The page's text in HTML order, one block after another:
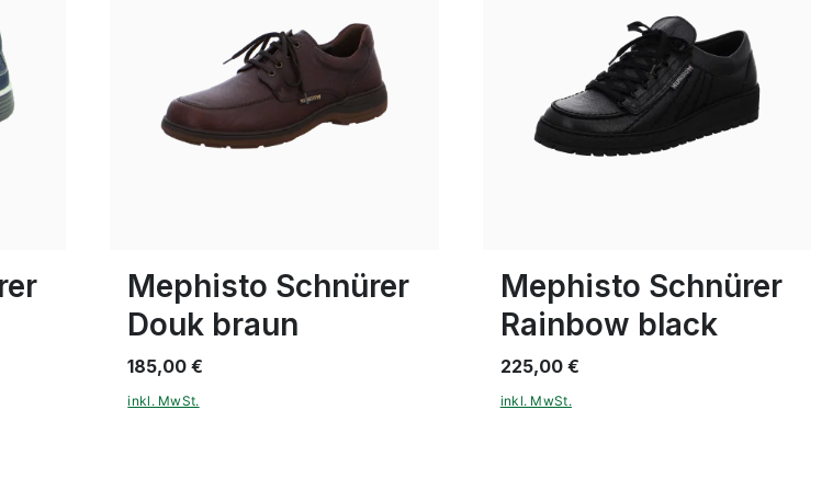
Mephisto Schnürer
Douk braun
185,00 €
inkl. MwSt.
Mephisto Schnürer
Rainbow black
225,00 €
inkl. MwSt.